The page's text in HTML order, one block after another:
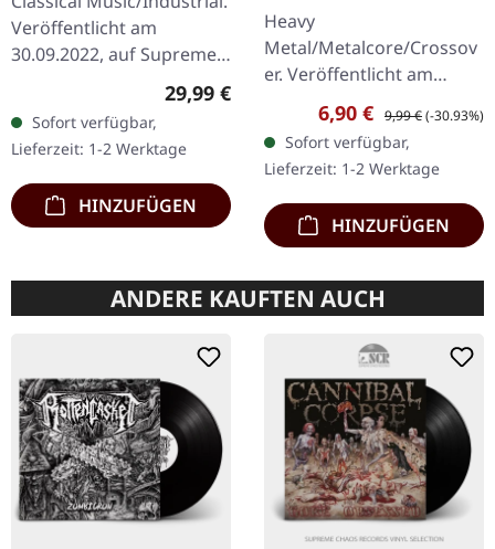
OD 2LP
Veröffentlicht am
30.09.2022, auf Supreme
Chaos Records. Schweres
besonderem Galaxy
Merge Effekt im…
Regulärer Preis:
29,99 €
Sofort verfügbar,
Lieferzeit: 1-2 Werktage
HINZUFÜGEN
Heavy
Metal/Metalcore/Crossov
er. Veröffentlicht am
08.02.2008, auf Supreme
Chaos Records. CD im
Jewelcase mit 12-seitigem
Booklet. Subterfuge
Carver…
Verkaufspreis:
6,90 € Regulärer Preis:
9,99 €(-30.93%)
Sofort verfügbar,
Lieferzeit: 1-2 Werktage
HINZUFÜGEN
ANDERE KAUFTEN AUCH